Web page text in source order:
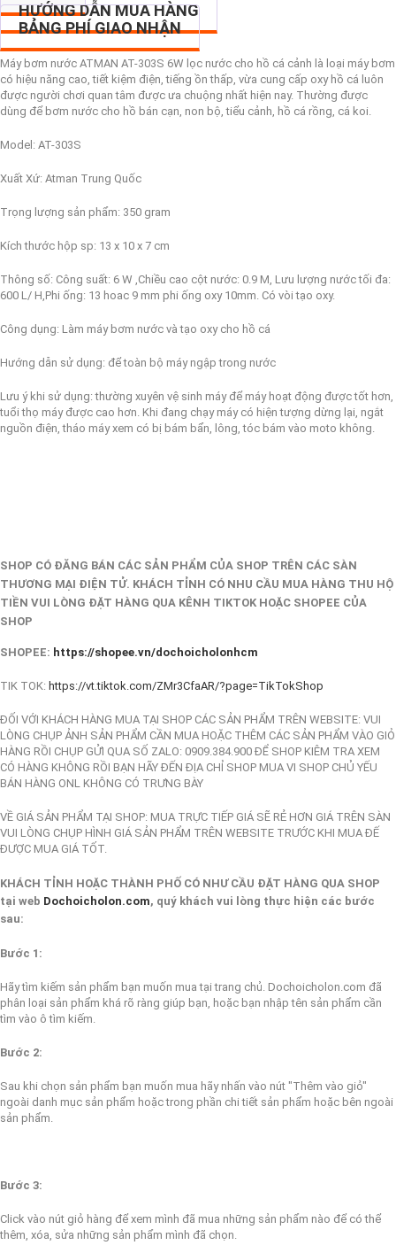
HƯỚNG DẪN MUA HÀNG
BẢNG PHÍ GIAO NHẬN
Máy bơm nước ATMAN AT-303S 6W lọc nước cho hồ cá cảnh là loại máy bơm
có hiệu năng cao, tiết kiệm điện, tiếng ồn thấp, vừa cung cấp oxy hồ cá luôn
được người chơi quan tâm được ưa chuộng nhất hiện nay. Thường được
dùng để bơm nước cho hồ bán cạn, non bộ, tiểu cảnh, hồ cá rồng, cá koi.
Model: AT-303S
Xuất Xứ: Atman Trung Quốc
Trọng lượng sản phẩm: 350 gram
Kích thước hộp sp: 13 x 10 x 7 cm
Thông số: Công suất: 6 W ,Chiều cao cột nước: 0.9 M, Lưu lượng nước tối đa:
600 L/ H,Phi ống: 13 hoac 9 mm phi ống oxy 10mm. Có vòi tạo oxy.
Công dụng: Làm máy bơm nước và tạo oxy cho hồ cá
Hướng dẫn sử dụng: để toàn bộ máy ngập trong nước
Lưu ý khi sử dụng: thường xuyên vệ sinh máy để máy hoạt động được tốt hơn,
tuổi thọ máy được cao hơn. Khi đang chạy máy có hiện tượng dừng lại, ngắt
nguồn điện, tháo máy xem có bị bám bẩn, lông, tóc bám vào moto không.
SHOP CÓ ĐĂNG BÁN CÁC SẢN PHẨM CỦA SHOP TRÊN CÁC SÀN
THƯƠNG MẠI ĐIỆN TỬ. KHÁCH TỈNH CÓ NHU CẦU MUA HÀNG THU HỘ
TIỀN VUI LÒNG ĐẶT HÀNG QUA KÊNH TIKTOK HOẶC SHOPEE CỦA
SHOP
SHOPEE: https://shopee.vn/dochoicholonhcm
TIK TOK: https://vt.tiktok.com/ZMr3CfaAR/?page=TikTokShop
ĐỐI VỚI KHÁCH HÀNG MUA TẠI SHOP CÁC SẢN PHẨM TRÊN WEBSITE: VUI
LÒNG CHỤP ẢNH SẢN PHẨM CẦN MUA HOẶC THÊM CÁC SẢN PHẨM VÀO GIỎ
HÀNG RỒI CHỤP GỬI QUA SỐ ZALO: 0909.384.900 ĐỂ SHOP KIÊM TRA XEM
CÓ HÀNG KHÔNG RỒI BẠN HÃY ĐẾN ĐỊA CHỈ SHOP MUA VI SHOP CHỦ YẾU
BÁN HÀNG ONL KHÔNG CÓ TRƯNG BÀY
VỀ GIÁ SẢN PHẨM TẠI SHOP: MUA TRỰC TIẾP GIÁ SẼ RẺ HƠN GIÁ TRÊN SÀN
VUI LÒNG CHỤP HÌNH GIÁ SẢN PHẨM TRÊN WEBSITE TRƯỚC KHI MUA ĐẾ
ĐƯỢC MUA GIÁ TỐT.
KHÁCH TỈNH HOẶC THÀNH PHỐ CÓ NHƯ CẦU ĐẶT HÀNG QUA SHOP
tại web Dochoicholon.com, quý khách vui lòng thực hiện các bước
sau:
Bước 1:
Hãy tìm kiếm sản phẩm bạn muốn mua tại trang chủ. Dochoicholon.com đã
phân loại sản phẩm khá rõ ràng giúp bạn, hoặc bạn nhập tên sản phẩm cần
tìm vào ô tìm kiếm.
Bước 2:
Sau khi chọn sản phẩm bạn muốn mua hãy nhấn vào nút "Thêm vào giỏ"
ngoài danh mục sản phẩm hoặc trong phần chi tiết sản phẩm hoặc bên ngoài
sản phẩm.
Bước 3:
Click vào nút giỏ hàng để xem mình đã mua những sản phẩm nào để có thể
thêm, xóa, sửa những sản phẩm mình đã chọn.